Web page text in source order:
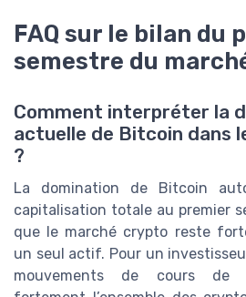
FAQ sur le bilan du
semestre du
Comment interpréter la
actuelle de Bitcoin dans
?
La domination de Bitcoin
capitalisation totale au premier
que le marché crypto reste
un seul actif. Pour un
mouvements de cours de